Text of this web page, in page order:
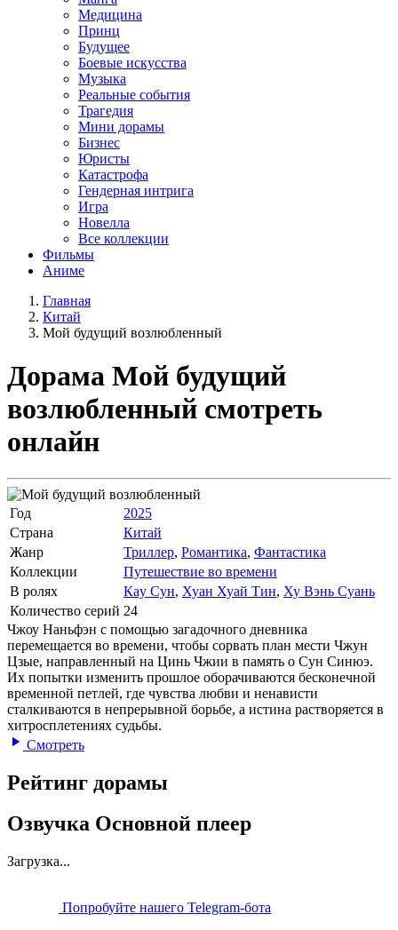
Медицина
Принц
Будущее
Боевые искусства
Музыка
Реальные события
Трагедия
Мини дорамы
Бизнес
Юристы
Катастрофа
Гендерная интрига
Игра
Новелла
Все коллекции
Фильмы
Аниме
Главная
Китай
Мой будущий возлюбленный
Дорама Мой будущий
возлюбленный смотреть
онлайн
Год
2025
Страна
Китай
Жанр
Триллер, Романтика, Фантастика
Коллекции
Путешествие во времени
В ролях
Каy Сун, Хуан Хуай Тин, Ху Вэнь Суань
Количество серий 24
Чжоу Наньфэн с помощью загадочного дневника
перемещается во времени, чтобы сорвать план мести Чжун
Цзые, направленный на Цинь Чжии в память о Сун Синюэ.
Их попытки изменить прошлое оборачиваются бесконечной
временной петлей, где чувства любви и ненависти
сталкиваются в непрерывной борьбе, а истина растворяется в
хитросплетениях судьбы.
Смотреть
Рейтинг дорамы
Озвучка Основной плеер
Загрузка...
Попробуйте нашего Telegram-бота